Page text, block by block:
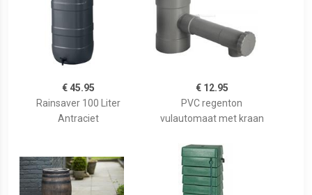
€ 45.95
Rainsaver 100 Liter
Antraciet
€ 12.95
PVC regenton
vulautomaat met kraan